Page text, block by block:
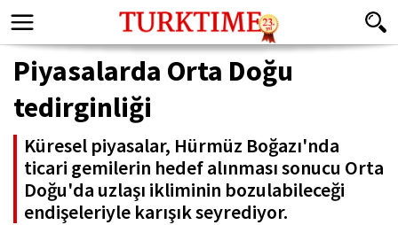
Piyasalarda Orta Doğu
tedirginliği
Küresel piyasalar, Hürmüz Boğazı'nda
ticari gemilerin hedef alınması sonucu Orta
Doğu'da uzlaşı ikliminin bozulabileceği
endişeleriyle karışık seyrediyor.